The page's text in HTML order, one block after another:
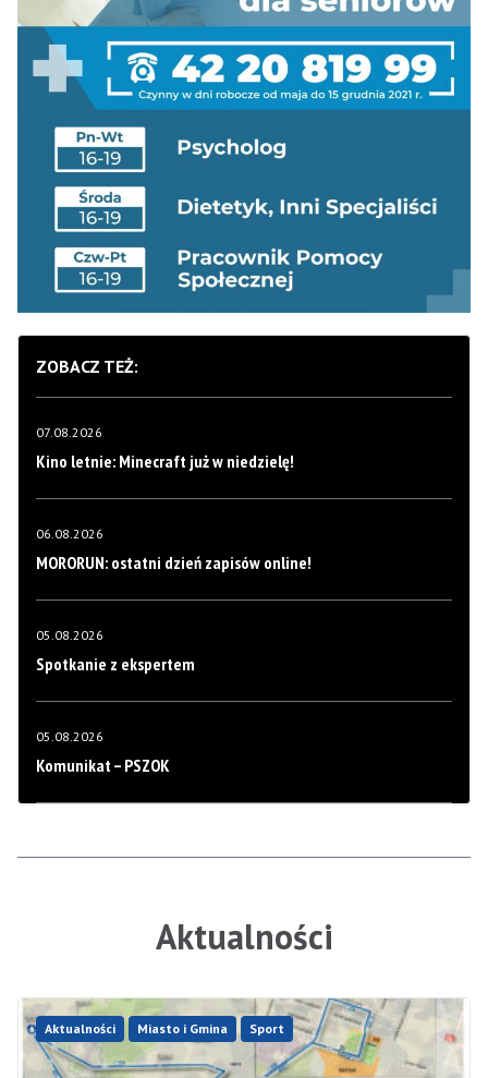
ZOBACZ TEŻ:
07.08.2026
Kino letnie: Minecraft już w niedzielę!
06.08.2026
MORORUN: ostatni dzień zapisów online!
05.08.2026
Spotkanie z ekspertem
05.08.2026
Komunikat – PSZOK
Aktualności
Aktualności Miasto i Gmina Sport